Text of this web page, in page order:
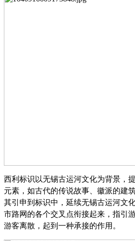
西利标识以无锡古运河文化为背景，
元素，如古代的传说故事、徽派的建
其引申到标识中，延续无锡古运河文
市路网的各个交叉点衔接起来，指引
游客离散，起到一种承接的作用。